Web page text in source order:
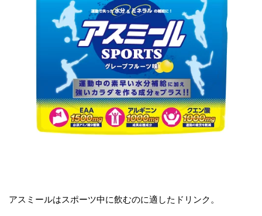
アスミールはスポーツ中に飲むのに適したドリンク。